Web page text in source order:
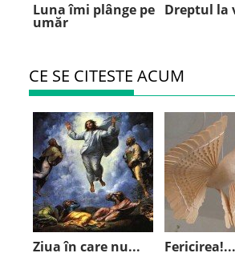
Luna îmi plânge pe
umăr
Dreptul la
CE SE CITESTE ACUM
Ziua în care nu... Fericirea!...